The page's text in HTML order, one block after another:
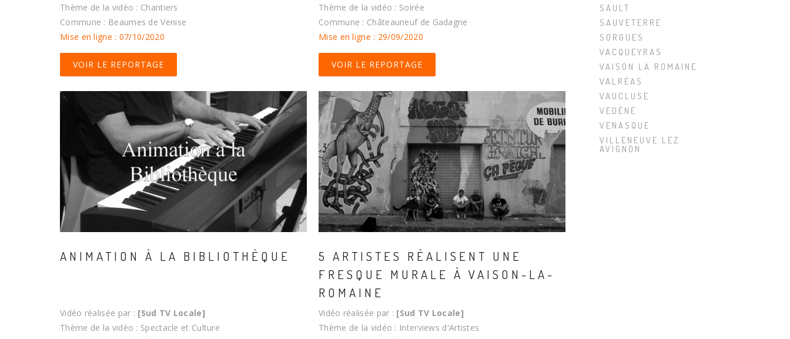
Thème de la vidéo : Chantiers
Commune : Beaumes de Venise
Mise en ligne : 07/10/2020
VOIR LE REPORTAGE
Thème de la vidéo : Soirée
Commune : Châteauneuf de Gadagne
Mise en ligne : 29/09/2020
VOIR LE REPORTAGE
ANIMATION À LA BIBLIOTHÈQUE
Vidéo réalisée par : [Sud TV Locale]
Thème de la vidéo : Spectacle et Culture
5 ARTISTES RÉALISENT UNE
FRESQUE MURALE À VAISON-LA-
ROMAINE
Vidéo réalisée par : [Sud TV Locale]
Thème de la vidéo : Interviews d'Artistes
SAULT
SAUVETERRE
SORGUES
VACQUEYRAS
VAISON LA ROMAINE
VALRÉAS
VAUCLUSE
VEDÈNE
VENASQUE
VILLENEUVE LEZ
AVIGNON